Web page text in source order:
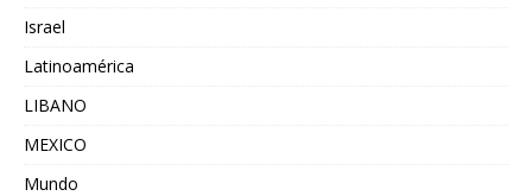
Israel
Latinoamérica
LIBANO
MEXICO
Mundo